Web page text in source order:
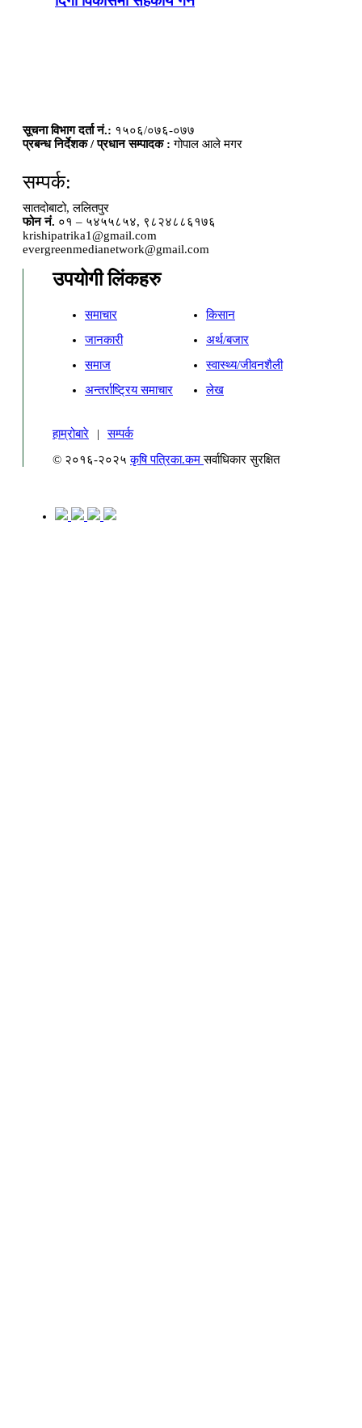
सूचना विभाग दर्ता नं.: १५०६/०७६-०७७
प्रबन्ध निर्देशक / प्रधान सम्पादक : गोपाल आले मगर
सम्पर्क:
सातदोबाटो, ललितपुर
फोन नं. ०१ – ५४५५८५४, ९८२४८८६१७६
krishipatrika1@gmail.com
evergreenmedianetwork@gmail.com
उपयोगी लिंकहरु
समाचार
किसान
जानकारी
अर्थ/बजार
समाज
स्वास्थ्य/जीवनशैली
अन्तर्राष्ट्रिय समाचार
लेख
हाम्रोबारे |
सम्पर्क
© २०१६-२०२५कृषि पत्रिका.कमसर्वाधिकार सुरक्षित